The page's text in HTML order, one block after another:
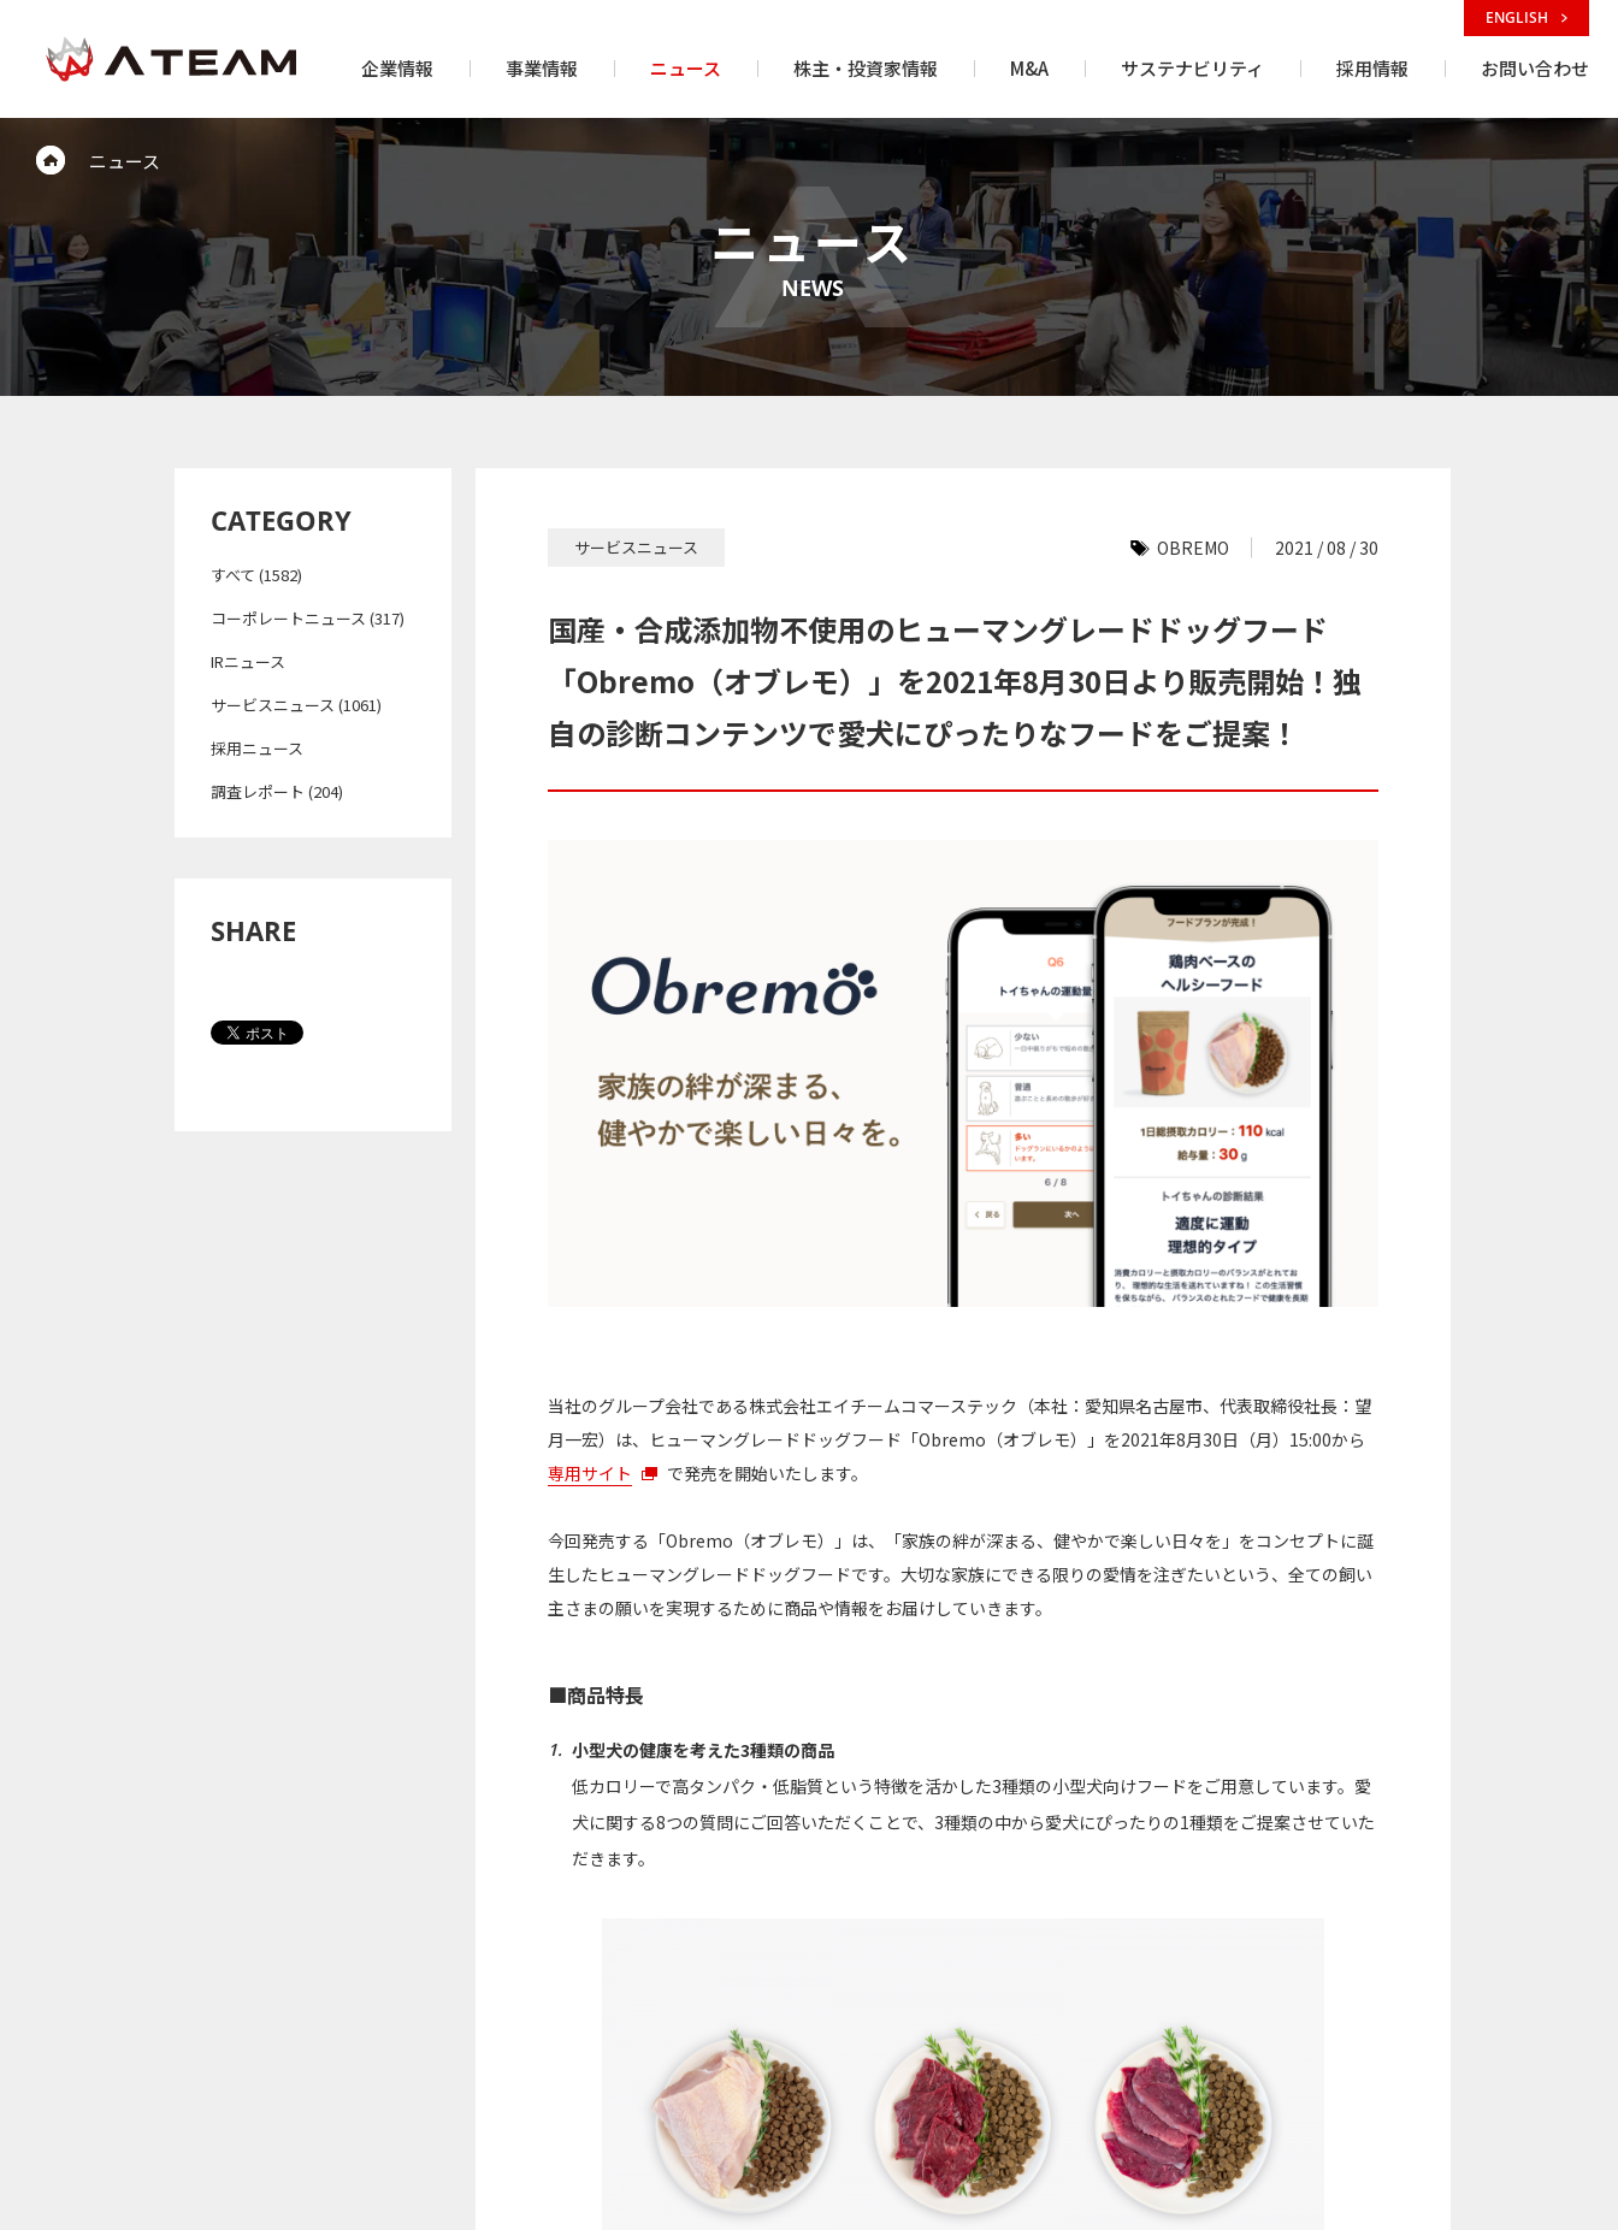
企業情報 事業情報 ニュース 株主・投資家情報 M&A サステナビリティ 採用情報 お問い合わせ
ENGLISH
ニュース
ニュース
NEWS
CATEGORY
すべて (1582)
コーポレートニュース (317)
IRニュース
サービスニュース (1061)
採用ニュース
調査レポート (204)
SHARE
サービスニュース OBREMO 2021 / 08 / 30
国産・合成添加物不使用のヒューマングレードドッグフード
「Obremo（オブレモ）」を2021年8月30日より販売開始！独
自の診断コンテンツで愛犬にぴったりなフードをご提案！
当社のグループ会社である株式会社エイチームコマーステック（本社：愛知県名古屋市、代表取締役社長：望
月一宏）は、ヒューマングレードドッグフード「Obremo（オブレモ）」を2021年8月30日（月）15:00から
専用サイト
で発売を開始いたします。
今回発売する「Obremo（オブレモ）」は、「家族の絆が深まる、健やかで楽しい日々を」をコンセプトに誕
生したヒューマングレードドッグフードです。大切な家族にできる限りの愛情を注ぎたいという、全ての飼い
主さまの願いを実現するために商品や情報をお届けしていきます。
■商品特長
小型犬の健康を考えた3種類の商品
低カロリーで高タンパク・低脂質という特徴を活かした3種類の小型犬向けフードをご用意しています。愛
犬に関する8つの質問にご回答いただくことで、3種類の中から愛犬にぴったりの1種類をご提案させていた
だきます。